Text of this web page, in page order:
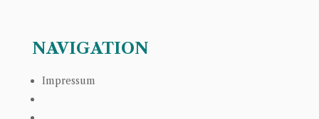
NAVIGATION
Impressum